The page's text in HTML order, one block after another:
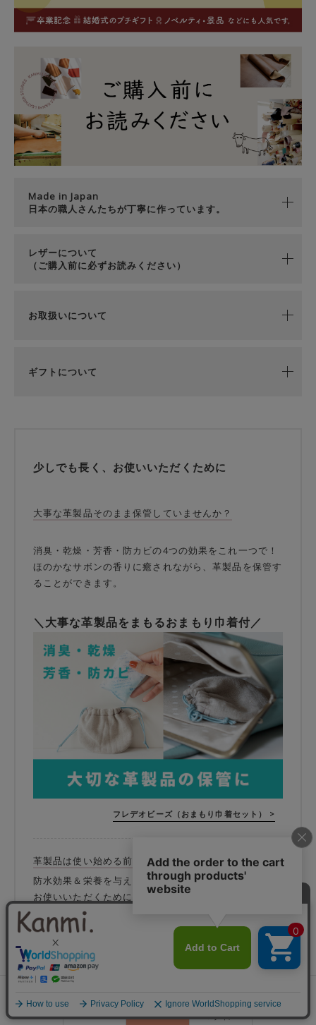
Made in Japan
日本の職人さんたちが丁寧に作っています。
レザーについて
（ご購入前に必ずお読みください）
お取扱いについて
ギフトについて
少しでも長く、お使いいただくために
大事な革製品そのまま保管していませんか？
消臭・乾燥・芳香・防カビの4つの効果をこれ一つで！
ほのかなサボンの香りに癒されながら、革製品を保管す
ることができます。
＼大事な革製品をまもるおまもり巾着付／
フレデオビーズ（おまもり巾着セット） >
革製品は使い始める前のケアが肝心です！
防水効果＆栄養を与える万能スプレー。すこしでも永く
お使いいただくために。防水効果で汚れも予防すること
ができます。
＼おススメのケアアイテムをご紹介／
シュプリームプロテクトスプレー
¥2,530（税込）
会員登録
ログイン